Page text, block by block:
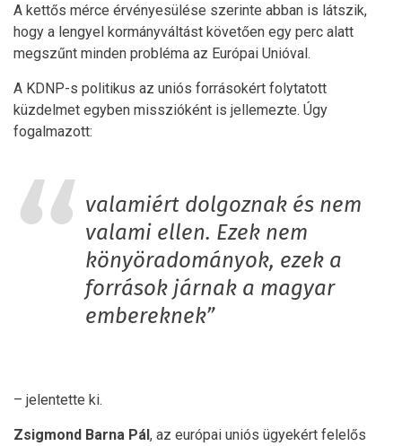
A kettős mérce érvényesülése szerinte abban is látszik,
hogy a lengyel kormányváltást követően egy perc alatt
megszűnt minden probléma az Európai Unióval.
A KDNP-s politikus az uniós forrásokért folytatott
küzdelmet egyben misszióként is jellemezte. Úgy
fogalmazott:
valamiért dolgoznak és nem
valami ellen. Ezek nem
könyöradományok, ezek a
források járnak a magyar
embereknek”
– jelentette ki.
Zsigmond Barna Pál, az európai uniós ügyekért felelős